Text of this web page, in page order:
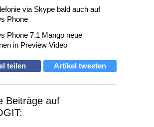
via Skype bald auch auf
Phone
Phone 7.1 Mango neue
in Preview Video
teilen Artikel tweeten
Beiträge auf